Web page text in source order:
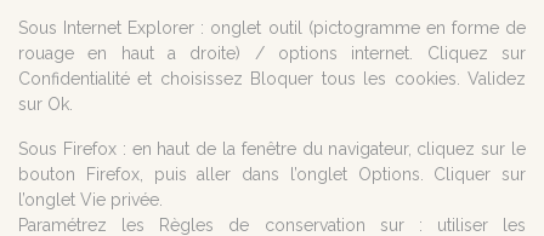
Sous Internet Explorer : onglet outil (pictogramme en forme de
rouage en haut a droite) / options internet. Cliquez sur
Confidentialité et choisissez Bloquer tous les cookies. Validez
sur Ok.
Sous Firefox : en haut de la fenêtre du navigateur, cliquez sur le
bouton Firefox, puis aller dans l’onglet Options. Cliquer sur
l’onglet Vie privée.
Paramétrez les Règles de conservation sur : utiliser les